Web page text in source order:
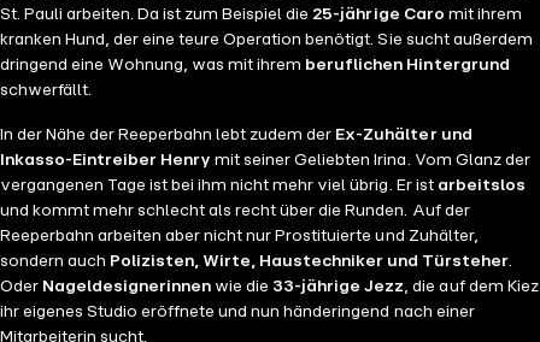
St. Pauli arbeiten. Da ist zum Beispiel die 25-jährige Caro mit ihrem
kranken Hund, der eine teure Operation benötigt. Sie sucht außerdem
dringend eine Wohnung, was mit ihrem beruflichen Hintergrund
schwerfällt.
In der Nähe der Reeperbahn lebt zudem der Ex-Zuhälter und
Inkasso-Eintreiber Henry mit seiner Geliebten Irina. Vom Glanz der
vergangenen Tage ist bei ihm nicht mehr viel übrig. Er ist arbeitslos
und kommt mehr schlecht als recht über die Runden. Auf der
Reeperbahn arbeiten aber nicht nur Prostituierte und Zuhälter,
sondern auch Polizisten, Wirte, Haustechniker und Türsteher.
Oder Nageldesignerinnen wie die 33-jährige Jezz, die auf dem Kiez
ihr eigenes Studio eröffnete und nun händeringend nach einer
Mitarbeiterin sucht.